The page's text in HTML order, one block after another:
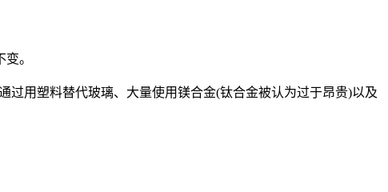
。
过用塑料替代玻璃、大量使用镁合金(钛合金被认为过于昂贵)以及